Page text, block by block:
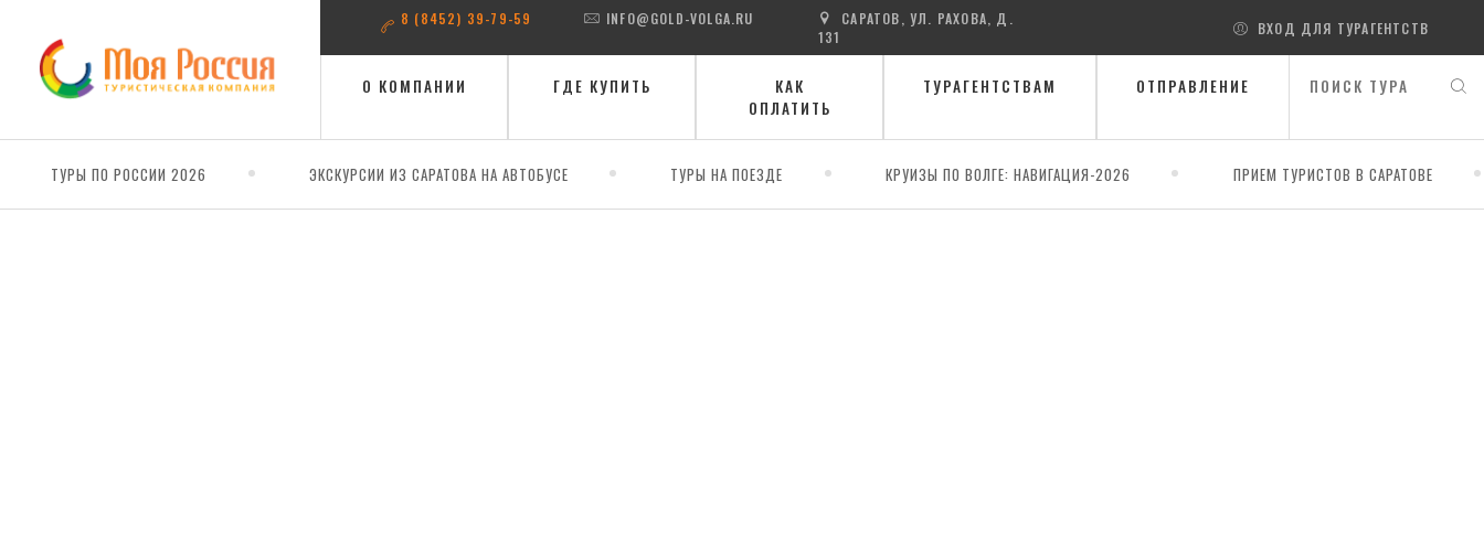
8 (8452) 39-79-59 INFO@GOLD-VOLGA.RU
САРАТОВ, УЛ. РАХОВА, Д.
131
ВХОД ДЛЯ ТУРАГЕНТСТВ
О КОМПАНИИ ГДЕ КУПИТЬ
КАК
ОПЛАТИТЬ
ТУРАГЕНТСТВАМ ОТПРАВЛЕНИЕ
ТУРЫ ПО РОССИИ 2026 ЭКСКУРСИИ ИЗ САРАТОВА НА АВТОБУСЕ ТУРЫ НА ПОЕЗДЕ КРУИЗЫ ПО ВОЛГЕ: НАВИГАЦИЯ-2026 ПРИЕМ ТУРИСТОВ В САРАТОВЕ